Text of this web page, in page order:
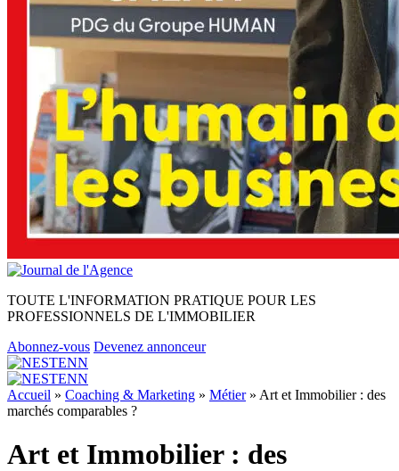
TOUTE L'INFORMATION PRATIQUE POUR LES
PROFESSIONNELS DE L'IMMOBILIER
Abonnez-vous Devenez annonceur
Accueil » Coaching & Marketing » Métier» Art et Immobilier : des
marchés comparables ?
Art et Immobilier : des